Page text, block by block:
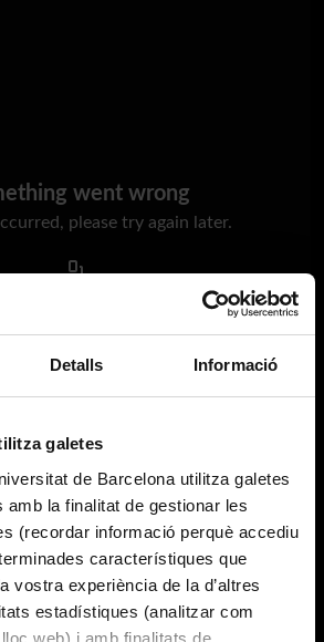
Detalls Informació
galetes
de Barcelona utilitza galetes
amb la finalitat de gestionar les
(recordar informació perquè accediu
característiques que
vostra experiència de la d’altres
estadístiques (analitzar com
web) i amb finalitats de
went wrong
please try again later.